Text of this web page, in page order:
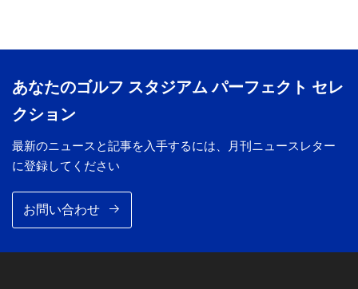
あなたのゴルフ スタジアム パーフェクト セレ
クション
最新のニュースと記事を入手するには、月刊ニュースレター
に登録してください
お問い合わせ